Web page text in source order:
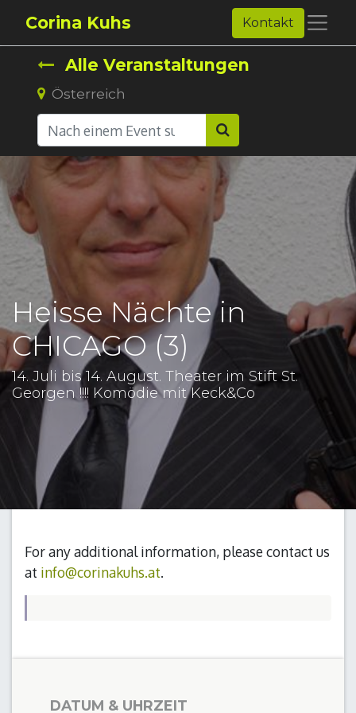
Corina Kuhs Kontakt
Alle Veranstaltungen
Österreich
Heisse Nächte in
CHICAGO (3)
14. Juli bis 14. August. Theater im Stift St.
Georgen !!!! Komödie mit Keck&Co
For any additional information, please contact us
at info@corinakuhs.at.
DATUM & UHRZEIT